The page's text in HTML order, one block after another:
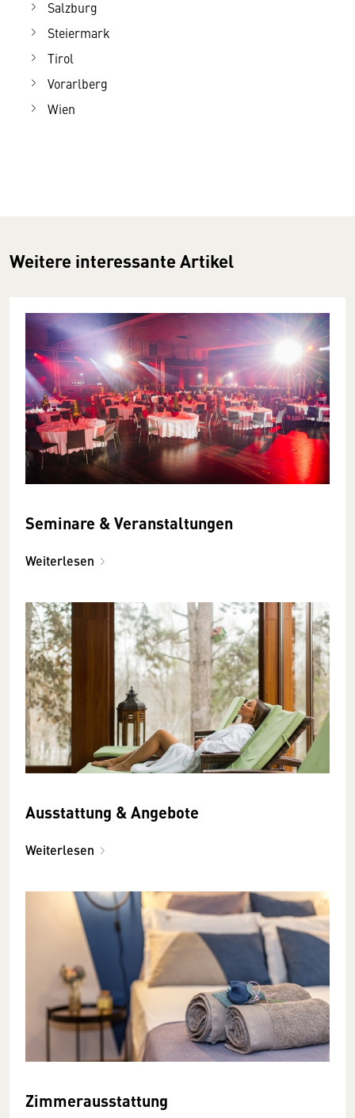
Salzburg
Steiermark
Tirol
Vorarlberg
Wien
Weitere interessante Artikel
Seminare & Veranstaltungen
Weiterlesen
Ausstattung & Angebote
Weiterlesen
Zimmerausstattung